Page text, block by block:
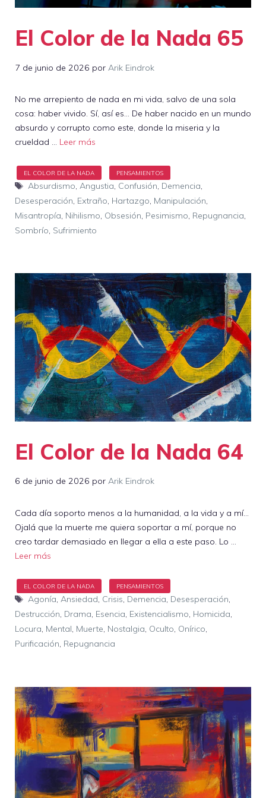
El Color de la Nada 65
7 de junio de 2026 por Arik Eindrok
No me arrepiento de nada en mi vida, salvo de una sola
cosa: haber vivido. Sí, así es… De haber nacido en un mundo
absurdo y corrupto como este, donde la miseria y la
crueldad … Leer más
Etiquetas
Absurdismo Angustia Confusión Demencia
Desesperación Extraño Hartazgo Manipulación
Misantropía Nihilismo Obsesión Pesimismo Repugnancia
Sombrío Sufrimiento
El Color de la Nada 64
6 de junio de 2026 por Arik Eindrok
Cada día soporto menos a la humanidad, a la vida y a mí…
Ojalá que la muerte me quiera soportar a mí, porque no
creo tardar demasiado en llegar a ella a este paso. Lo …
Leer más
Etiquetas
Agonía, Ansiedad, Crisis, Demencia, Desesperación,
Destrucción, Drama, Esencia, Existencialismo, Homicida,
Locura, Mental, Muerte, Nostalgia, Oculto, Onírico,
Purificación, Repugnancia